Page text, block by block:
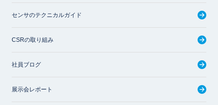
センサのテクニカルガイド
CSRの取り組み
社員ブログ
展示会レポート